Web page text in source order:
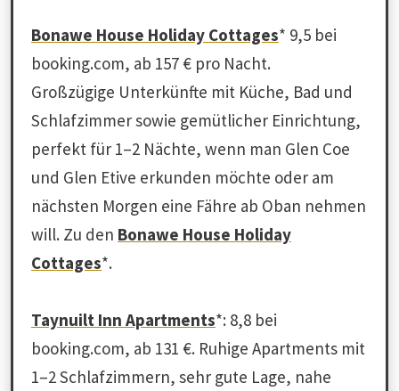
Bonawe House Holiday Cottages* 9,5 bei
booking.com, ab 157 € pro Nacht.
Großzügige Unterkünfte mit Küche, Bad und
Schlafzimmer sowie gemütlicher Einrichtung,
perfekt für 1–2 Nächte, wenn man Glen Coe
und Glen Etive erkunden möchte oder am
nächsten Morgen eine Fähre ab Oban nehmen
will. Zu den Bonawe House Holiday
Cottages*.
Taynuilt Inn Apartments*: 8,8 bei
booking.com, ab 131 €. Ruhige Apartments mit
1–2 Schlafzimmern, sehr gute Lage, nahe